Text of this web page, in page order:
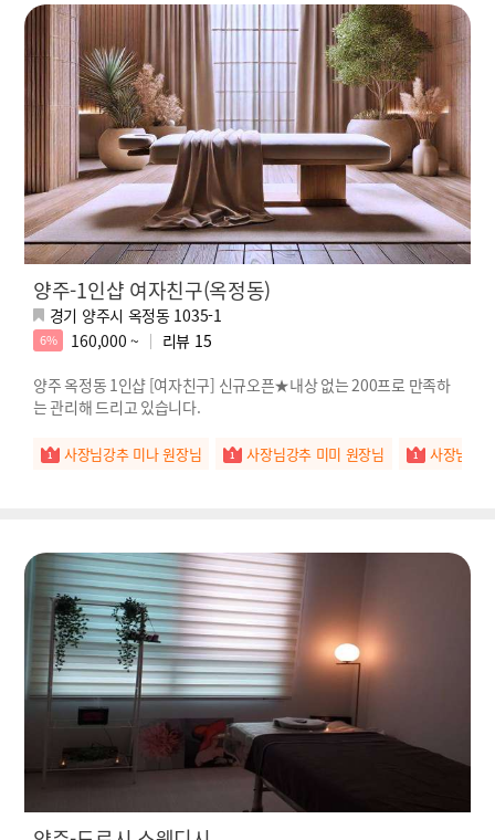
양주-1인샵 여자친구(옥정동)
경기 양주시 옥정동 1035-1
6% 160,000 ~ 리뷰 15
양주 옥정동 1인샵 [여자친구] 신규오픈★내상 없는 200프로 만족하
는 관리해 드리고 있습니다.
사장님강추 미나 원장님 사장님강추 미미 원장님 사장님강